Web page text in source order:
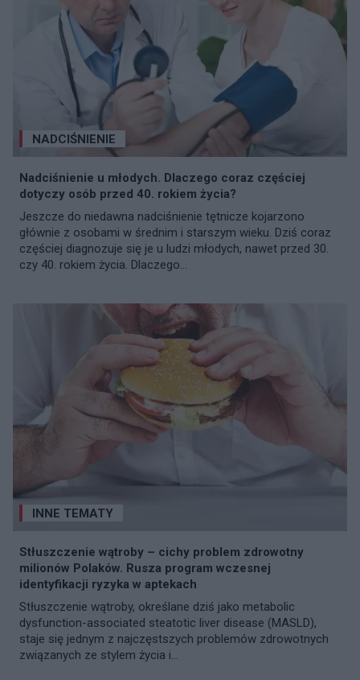
NADCIŚNIENIE
Nadciśnienie u młodych. Dlaczego coraz częściej
dotyczy osób przed 40. rokiem życia?
Jeszcze do niedawna nadciśnienie tętnicze kojarzono
głównie z osobami w średnim i starszym wieku. Dziś coraz
częściej diagnozuje się je u ludzi młodych, nawet przed 30.
czy 40. rokiem życia. Dlaczego...
INNE TEMATY
Stłuszczenie wątroby – cichy problem zdrowotny
milionów Polaków. Rusza program wczesnej
identyfikacji ryzyka w aptekach
Stłuszczenie wątroby, określane dziś jako metabolic
dysfunction-associated steatotic liver disease (MASLD),
staje się jednym z najczęstszych problemów zdrowotnych
związanych ze stylem życia i...